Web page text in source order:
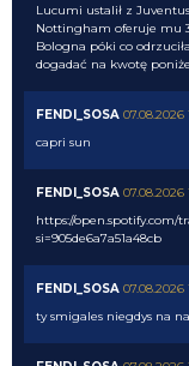
Lucumi ustalił z
Nottingham oferuje mu
Bologna póki co
dogadać na kwotę
FENDI_SOSA 07.08.2026
capri sun
FENDI_SOSA 07.08.2026
https://open.spotify.com/
si=905de6a7a51a48cb
FENDI_SOSA 07.08.2026
ty smigales niegdys na